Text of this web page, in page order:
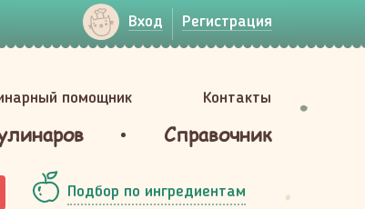
Вход Регистрация
помощник Контакты
Справочник
Подбор по ингредиентам